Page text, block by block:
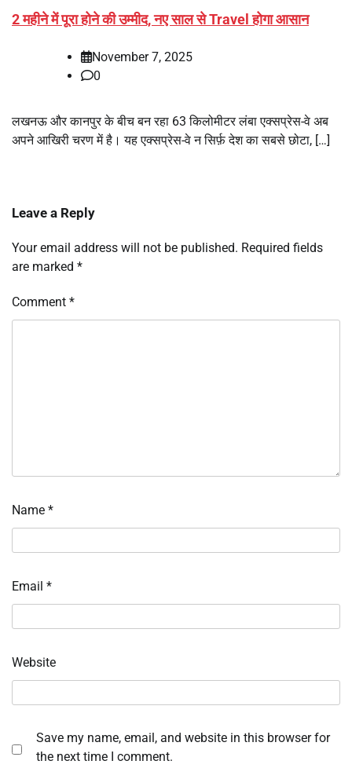
2 महीने में पूरा होने की उम्मीद, नए साल से Travel होगा आसान
November 7, 2025
0
लखनऊ और कानपुर के बीच बन रहा 63 किलोमीटर लंबा एक्सप्रेस-वे अब
अपने आखिरी चरण में है। यह एक्सप्रेस-वे न सिर्फ़ देश का सबसे छोटा, […]
Leave a Reply
Your email address will not be published. Required fields
are marked *
Comment *
Name *
Email *
Website
Save my name, email, and website in this browser for
the next time I comment.